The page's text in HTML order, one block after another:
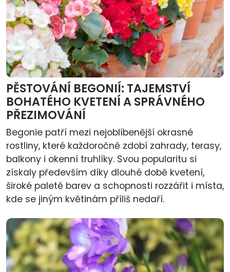
PĚSTOVÁNÍ BEGONIÍ: TAJEMSTVÍ
BOHATÉHO KVETENÍ A SPRÁVNÉHO
PŘEZIMOVÁNÍ
Begonie patří mezi nejoblíbenější okrasné
rostliny, které každoročně zdobí zahrady, terasy,
balkony i okenní truhlíky. Svou popularitu si
získaly především díky dlouhé době kvetení,
široké paletě barev a schopnosti rozzářit i místa,
kde se jiným květinám příliš nedaří.